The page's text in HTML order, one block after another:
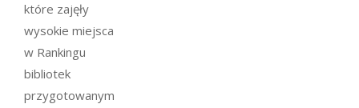
które zajęły
wysokie miejsca
w Rankingu
bibliotek
przygotowanym